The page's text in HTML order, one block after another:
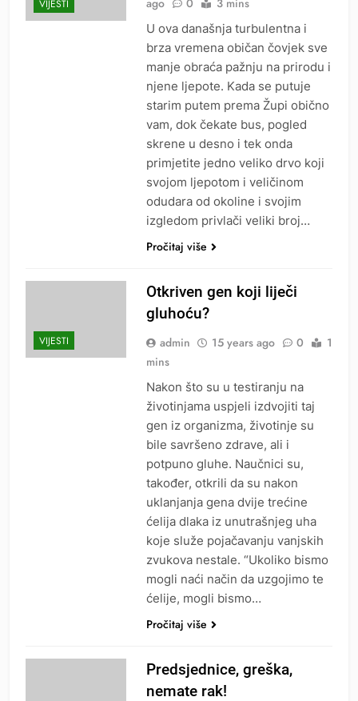
VIJESTI
U ova današnja turbulentna i
brza vremena običan čovjek sve
manje obraća pažnju na prirodu i
njene ljepote. Kada se putuje
starim putem prema Župi obično
vam, dok čekate bus, pogled
skrene u desno i tek onda
primjetite jedno veliko drvo koji
svojom ljepotom i veličinom
odudara od okoline i svojim
izgledom privlači veliki broj…
Pročitaj više
VIJESTI
Otkriven gen koji liječi
gluhoću?
admin 15 years ago 0
1
mins
Nakon što su u testiranju na
životinjama uspjeli izdvojiti taj
gen iz organizma, životinje su
bile savršeno zdrave, ali i
potpuno gluhe. Naučnici su,
također, otkrili da su nakon
uklanjanja gena dvije trećine
ćelija dlaka iz unutrašnjeg uha
koje služe pojačavanju vanjskih
zvukova nestale. “Ukoliko bismo
mogli naći način da uzgojimo te
ćelije, mogli bismo…
Pročitaj više
Predsjednice, greška,
nemate rak!